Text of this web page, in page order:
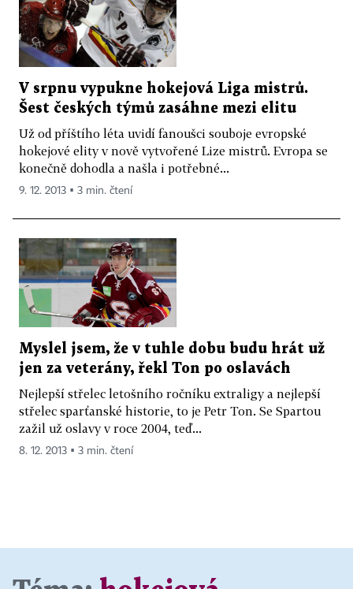
V srpnu vypukne hokejová Liga mistrů.
Šest českých týmů zasáhne mezi elitu
Už od příštího léta uvidí fanoušci souboje evropské
hokejové elity v nově vytvořené Lize mistrů. Evropa se
konečně dohodla a našla i potřebné...
9. 12. 2013 ▪ 3 min. čtení
Myslel jsem, že v tuhle dobu budu hrát už
jen za veterány, řekl Ton po oslavách
Nejlepší střelec letošního ročníku extraligy a nejlepší
střelec sparťanské historie, to je Petr Ton. Se Spartou
zažil už oslavy v roce 2004, teď...
8. 12. 2013 ▪ 3 min. čtení